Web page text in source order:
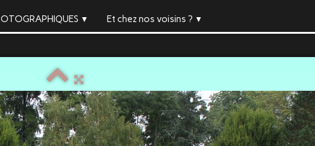
▼ Et chez nos voisins ? ▼